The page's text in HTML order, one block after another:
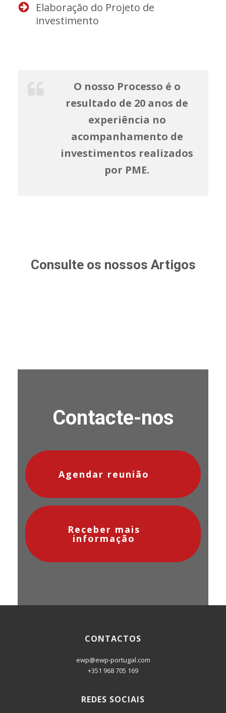
Elaboração do Projeto de
investimento
O nosso Processo é o
resultado de 20 anos de
experiência no
acompanhamento de
investimentos realizados
por PME.
Consulte os nossos Artigos
Contacte-nos
Agendar reunião
Receber mais
informação
CONTACTOS
ewp@ewp-portugal.com
+351 968 705 169
REDES SOCIAIS